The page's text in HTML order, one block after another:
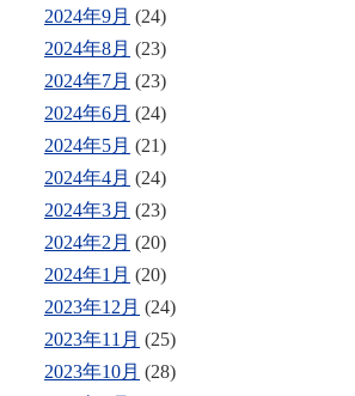
2024年9月 (24)
2024年8月 (23)
2024年7月 (23)
2024年6月 (24)
2024年5月 (21)
2024年4月 (24)
2024年3月 (23)
2024年2月 (20)
2024年1月 (20)
2023年12月 (24)
2023年11月 (25)
2023年10月 (28)